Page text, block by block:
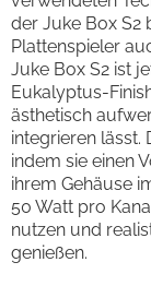
der Juke Box S2
Plattenspieler
Juke Box S2 ist
Eukalyptus-
ästhetisch
integrieren lässt.
indem sie einen
ihrem Gehäuse
50 Watt pro
nutzen und
genießen.